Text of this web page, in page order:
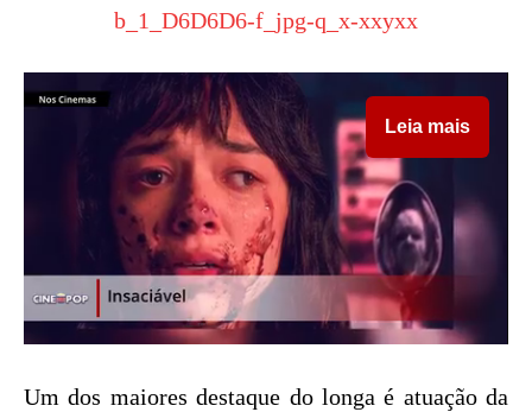
Leia mais
Um dos maiores destaque do longa é atuação da